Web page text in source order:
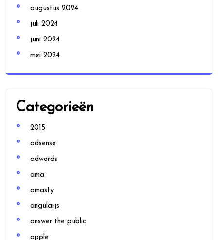
augustus 2024
juli 2024
juni 2024
mei 2024
Categorieën
2015
adsense
adwords
ama
amasty
angularjs
answer the public
apple